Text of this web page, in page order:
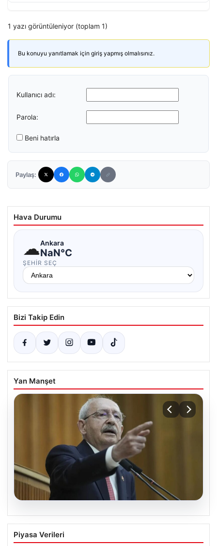
1 yazı görüntüleniyor (toplam 1)
Bu konuyu yanıtlamak için giriş yapmış olmalısınız.
Kullanıcı adı:
Parola:
Beni hatırla
Paylaş:
Hava Durumu
☁Ankara
NaN°C
ŞEHIR SEÇ
Bizi Takip Edin
Yan Manşet
05.08.2026
Kılıçdaroğlu: Hesap sormaktan ve
vermekten çekinmeyiz
Piyasa Verileri